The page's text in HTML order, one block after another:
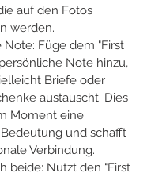
auf den Fotos
werden.
Note: Füge dem "First
Note hinzu,
Briefe oder
austauscht. Dies
Moment eine
und schafft
Verbindung.
beide: Nutzt den "First